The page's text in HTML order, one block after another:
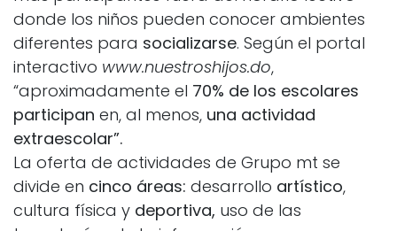
donde los niños pueden conocer ambientes
diferentes para socializarse. Según el portal
interactivo www.nuestroshijos.do,
“aproximadamente el 70% de los escolares
participan en, al menos, una actividad
extraescolar”.
La oferta de actividades de Grupo mt se
divide en cinco áreas: desarrollo artístico,
cultura física y deportiva, uso de las